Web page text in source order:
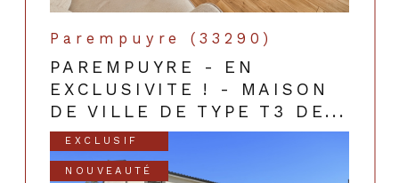
Parempuyre (33290)
PAREMPUYRE - EN
EXCLUSIVITE ! - MAISON
DE VILLE DE TYPE T3 DE...
EXCLUSIF
NOUVEAUTÉ